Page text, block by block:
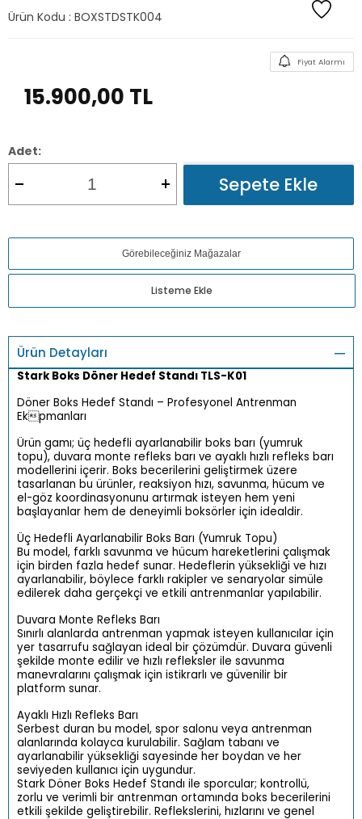
Ürün Kodu : BOXSTDSTK004
Fiyat Alarmı
15.900,00 TL
Adet:
Sepete Ekle
Görebileceğiniz Mağazalar
Listeme Ekle
Ürün Detayları
Stark Boks Döner Hedef Standı TLS-K01
Döner Boks Hedef Standı – Profesyonel Antrenman
Ekpmanları
Ürün gamı; üç hedefli ayarlanabilir boks barı (yumruk
topu), duvara monte refleks barı ve ayaklı hızlı refleks barı
modellerini içerir. Boks becerilerini geliştirmek üzere
tasarlanan bu ürünler, reaksiyon hızı, savunma, hücum ve
el-göz koordinasyonunu artırmak isteyen hem yeni
başlayanlar hem de deneyimli boksörler için idealdir.
Üç Hedefli Ayarlanabilir Boks Barı (Yumruk Topu)
Bu model, farklı savunma ve hücum hareketlerini çalışmak
için birden fazla hedef sunar. Hedeflerin yüksekliği ve hızı
ayarlanabilir, böylece farklı rakipler ve senaryolar simüle
edilerek daha gerçekçi ve etkili antrenmanlar yapılabilir.
Duvara Monte Refleks Barı
Sınırlı alanlarda antrenman yapmak isteyen kullanıcılar için
yer tasarrufu sağlayan ideal bir çözümdür. Duvara güvenli
şekilde monte edilir ve hızlı refleksler ile savunma
manevralarını çalışmak için istikrarlı ve güvenilir bir
platform sunar.
Ayaklı Hızlı Refleks Barı
Serbest duran bu model, spor salonu veya antrenman
alanlarında kolayca kurulabilir. Sağlam tabanı ve
ayarlanabilir yüksekliği sayesinde her boydan ve her
seviyeden kullanıcı için uygundur.
Stark Döner Boks Hedef Standı ile sporcular; kontrollü,
zorlu ve verimli bir antrenman ortamında boks becerilerini
etkili şekilde geliştirebilir. Reflekslerini, hızlarını ve genel